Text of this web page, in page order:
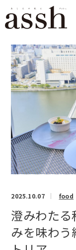
2025.10.07 food
澄みわた
みを味わう